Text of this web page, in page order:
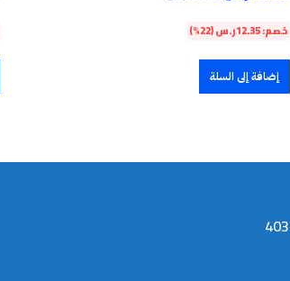
خصم:12.35ر.س(22%)
إضافة إلى السلة